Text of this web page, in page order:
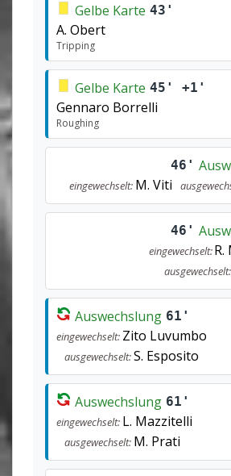
Gelbe Karte 43'
A. Obert
Tripping
Gelbe Karte 45' +1'
Gennaro Borrelli
Roughing
46'
eingewechselt: M. Viti
46'
eingewechselt:
ausgewechselt:
Auswechslung 61'
eingewechselt: Zito Luvumbo
ausgewechselt:S. Esposito
Auswechslung 61'
eingewechselt: L. Mazzitelli
ausgewechselt: M. Prati